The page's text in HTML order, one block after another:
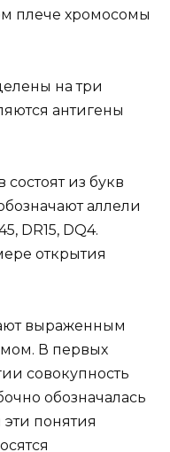
плече хромосомы
на три
антигены
из букв
аллели
DR15, DQ4.
открытия
выраженным
В первых
совокупность
обозначалась
эти понятия